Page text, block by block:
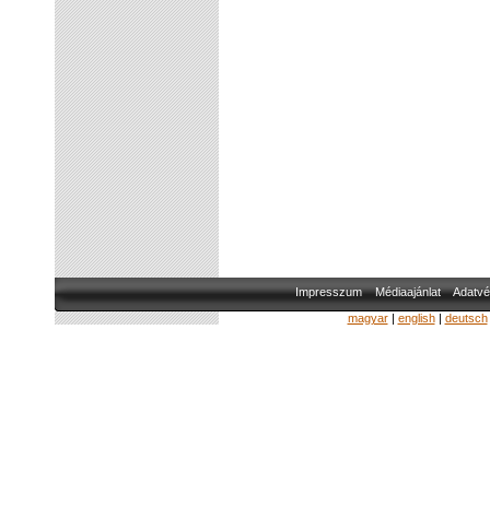
Impresszum Médiaajánlat
magyar| english| deutsch